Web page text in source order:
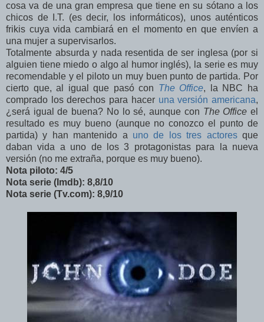
cosa va de una gran empresa que tiene en su sótano a los
chicos de I.T. (es decir, los informáticos), unos auténticos
frikis cuya vida cambiará en el momento en que envíen a
una mujer a supervisarlos.
Totalmente absurda y nada resentida de ser inglesa (por si
alguien tiene miedo o algo al humor inglés), la serie es muy
recomendable y el piloto un muy buen punto de partida. Por
cierto que, al igual que pasó con The Office, la NBC ha
comprado los derechos para hacer una versión americana,
¿será igual de buena? No lo sé, aunque con The Office el
resultado es muy bueno (aunque no conozco el punto de
partida) y han mantenido a uno de los tres actoresque
daban vida a uno de los 3 protagonistas para la nueva
versión (no me extraña, porque es muy bueno).
Nota piloto: 4/5
Nota serie (Imdb): 8,8/10
Nota serie (Tv.com): 8,9/10